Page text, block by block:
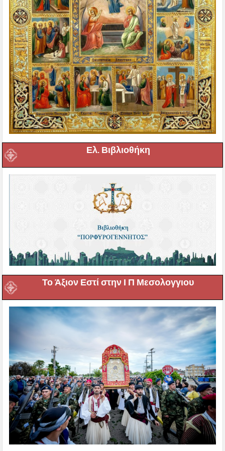
Ελ. Βιβλιοθήκη
Το Άξιον Εστί στην Ι Π Μεσολογγιου